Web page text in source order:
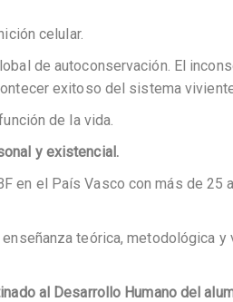
celular.
de autoconservación. El
exitoso del sistema
de la vida.
y existencial.
en el País Vasco con más de 25
teórica, metodológica
al Desarrollo Humano del